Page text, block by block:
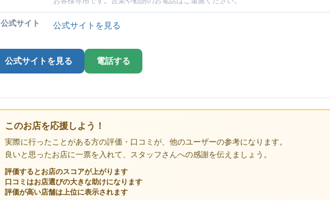
公式サイト 公式サイトを見る
公式サイトを見る 電話する
このお店を応援しよう！
実際に行ったことがある方の評価・口コミが、他のユーザーの参考になります。
良いと思ったお店に一票を入れて、スタッフさんへの感謝を伝えましょう。
評価するとお店のスコアが上がります
口コミはお店選びの大きな助けになります
評価が高い店舗は上位に表示されます